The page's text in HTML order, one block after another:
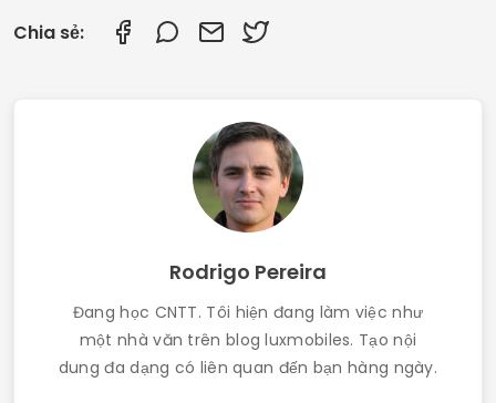
Chia sẻ:
Rodrigo Pereira
Đang học CNTT. Tôi hiện đang làm việc như
một nhà văn trên blog luxmobiles. Tạo nội
dung đa dạng có liên quan đến bạn hàng ngày.